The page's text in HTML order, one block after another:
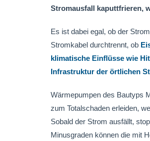
Stromausfall kaputtfrieren,
Es ist dabei egal, ob der
Stromkabel durchtrennt, ob
klimatische Einflüsse wie
Infrastruktur der örtlichen
Wärmepumpen des Bautyps
zum Totalschaden erleiden,
Sobald der Strom ausfällt,
Minusgraden können die mit